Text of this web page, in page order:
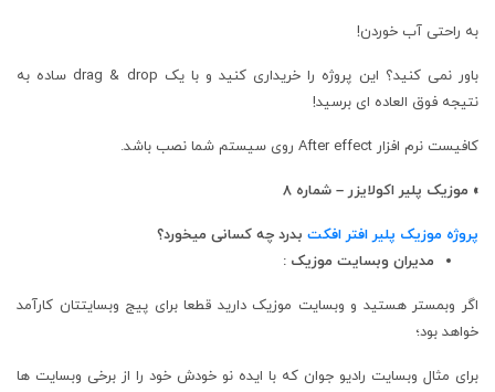
به راحتی آب خوردن!
باور نمی کنید؟ این پروژه را خریداری کنید و با یک drag & drop ساده به
نتیجه فوق العاده ای برسید!
کافیست نرم افزار After effect روی سیستم شما نصب باشد.
» موزیک پلیر اکولایزر – شماره 8
پروژه موزیک پلیر افتر افکت بدرد چه کسانی میخورد؟
مدیران وبسایت موزیک :
اگر وبمستر هستید و وبسایت موزیک دارید قطعا برای پیج وبسایتتان کارآمد
خواهد بود؛
برای مثال وبسایت رادیو جوان که با ایده نو خودش خود را از برخی وبسایت ها